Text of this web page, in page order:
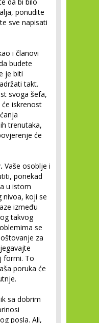
ponudite
sve napisati
i članovi
budete
je biti
takt.
svoga šefa,
iskrenost
trenutaka,
će
Vaše osoblje i
ponekad
u istom
nivoa, koji se
između
takvog
se
za
formi. To
poruka će
sa dobrim
posla. Ali,